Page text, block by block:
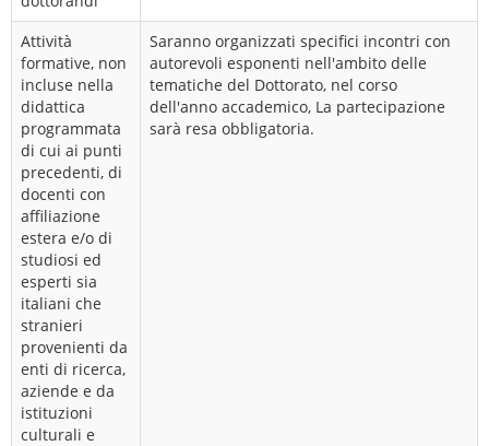
Attività
formative, non
incluse nella
didattica
programmata
di cui ai punti
precedenti, di
docenti con
affiliazione
estera e/o di
studiosi ed
esperti sia
italiani che
stranieri
provenienti da
enti di ricerca,
aziende e da
istituzioni
culturali e
Saranno organizzati specifici incontri con
autorevoli esponenti nell'ambito delle
tematiche del Dottorato, nel corso
dell'anno accademico, La partecipazione
sarà resa obbligatoria.